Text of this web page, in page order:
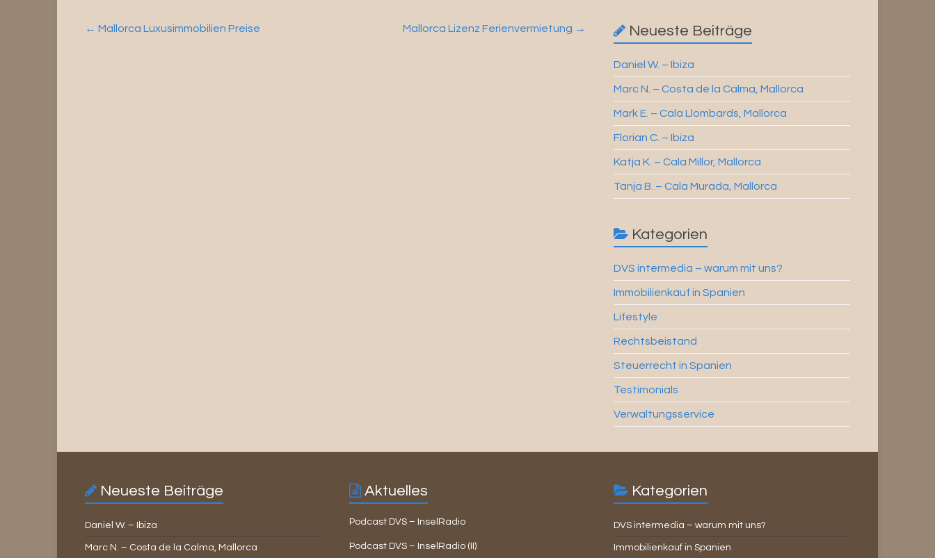
← Mallorca Luxusimmobilien Preise Mallorca Lizenz Ferienvermietung → Neueste Beiträge
Daniel W. – Ibiza
Marc N. – Costa de la Calma, Mallorca
Mark E. – Cala Llombards, Mallorca
Florian C. – Ibiza
Katja K. – Cala Millor, Mallorca
Tanja B. – Cala Murada, Mallorca
Kategorien
DVS intermedia – warum mit uns?
Immobilienkauf in Spanien
Lifestyle
Rechtsbeistand
Steuerrecht in Spanien
Testimonials
Verwaltungsservice
Neueste Beiträge
Daniel W. – Ibiza
Marc N. – Costa de la Calma, Mallorca
Aktuelles
Podcast DVS – InselRadio
Podcast DVS – InselRadio (II)
Kategorien
DVS intermedia – warum mit uns?
Immobilienkauf in Spanien